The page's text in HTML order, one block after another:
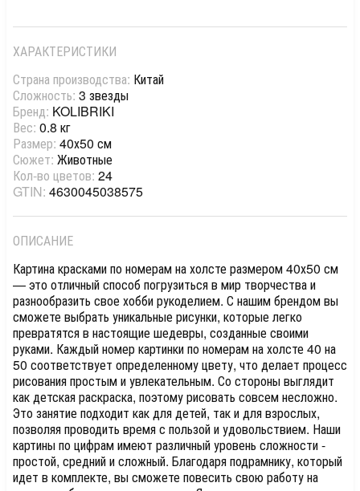
ХАРАКТЕРИСТИКИ
Страна производства: Китай
Сложность: 3 звезды
Бренд: KOLIBRIKI
Вес: 0.8 кг
Размер: 40х50 см
Сюжет: Животные
Кол-во цветов: 24
GTIN: 4630045038575
ОПИСАНИЕ
Картина красками по номерам на холсте размером 40х50 см
— это отличный способ погрузиться в мир творчества и
разнообразить свое хобби рукоделием. С нашим брендом вы
сможете выбрать уникальные рисунки, которые легко
превратятся в настоящие шедевры, созданные своими
руками. Каждый номер картинки по номерам на холсте 40 на
50 соответствует определенному цвету, что делает процесс
рисования простым и увлекательным. Со стороны выглядит
как детская раскраска, поэтому рисовать совсем несложно.
Это занятие подходит как для детей, так и для взрослых,
позволяя проводить время с пользой и удовольствием. Наши
картины по цифрам имеют различный уровень сложности -
простой, средний и сложный. Благодаря подрамнику, который
идет в комплекте, вы сможете повесить свою работу на